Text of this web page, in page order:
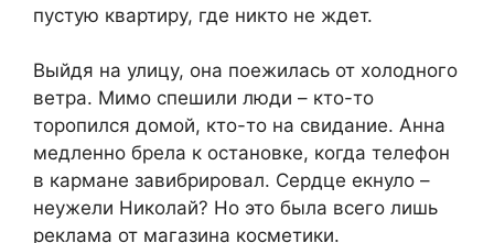
пустую квартиру, где никто не ждет.
Выйдя на улицу, она поежилась от холодного
ветра. Мимо спешили люди – кто-то
торопился домой, кто-то на свидание. Анна
медленно брела к остановке, когда телефон
в кармане завибрировал. Сердце екнуло –
неужели Николай? Но это была всего лишь
реклама от магазина косметики.